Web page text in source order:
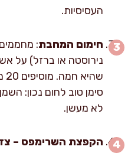
העסיסיות.
חימום המחבת:
סימן טוב לחום נכון:
לא מעשן.
הקפצת השרימפס –